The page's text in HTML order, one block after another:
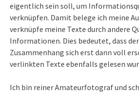
eigentlich sein soll, um
verknüpfen. Damit belege ich meine
verknüpfe meine Texte durch andere
Informationen. Dies bedeutet, dass
Zusammenhang sich erst dann voll
verlinkten Texte ebenfalls gelesen
Ich bin reiner Amateurfotograf und